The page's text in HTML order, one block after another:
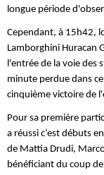
longue période
Cependant, à 15h42,
Lamborghini Huracan
l'entrée de la voie des
minute perdue dans
cinquième victoire de
Pour sa première
a réussi c’est débuts
de Mattia Drudi,
bénéficiant du coup